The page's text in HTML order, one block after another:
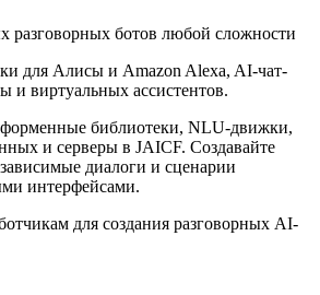
разговорных ботов любой сложности
для Алисы и Amazon Alexa, AI-чат-
и виртуальных ассистентов.
библиотеки, NLU-движки,
и серверы в JAICF. Создавайте
диалоги и сценарии
интерфейсами.
для создания разговорных AI-